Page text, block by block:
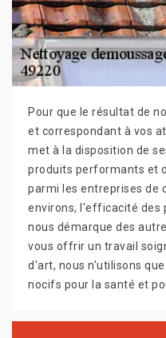
Pour que le résultat de
et correspondant à vos
met à la disposition de
produits performants et
parmi les entreprises de
environs, l'efficacité des
nous démarque des
vous offrir un travail
d'art, nous n'utilisons
nocifs pour la santé et